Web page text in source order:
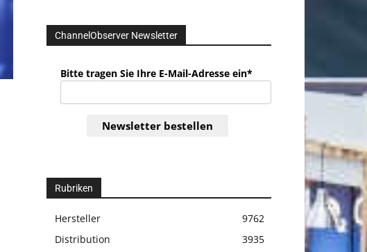
ChannelObserver Newsletter
Bitte tragen Sie Ihre E-Mail-Adresse ein*
Newsletter bestellen
Rubriken
Hersteller
9762
Distribution
3935